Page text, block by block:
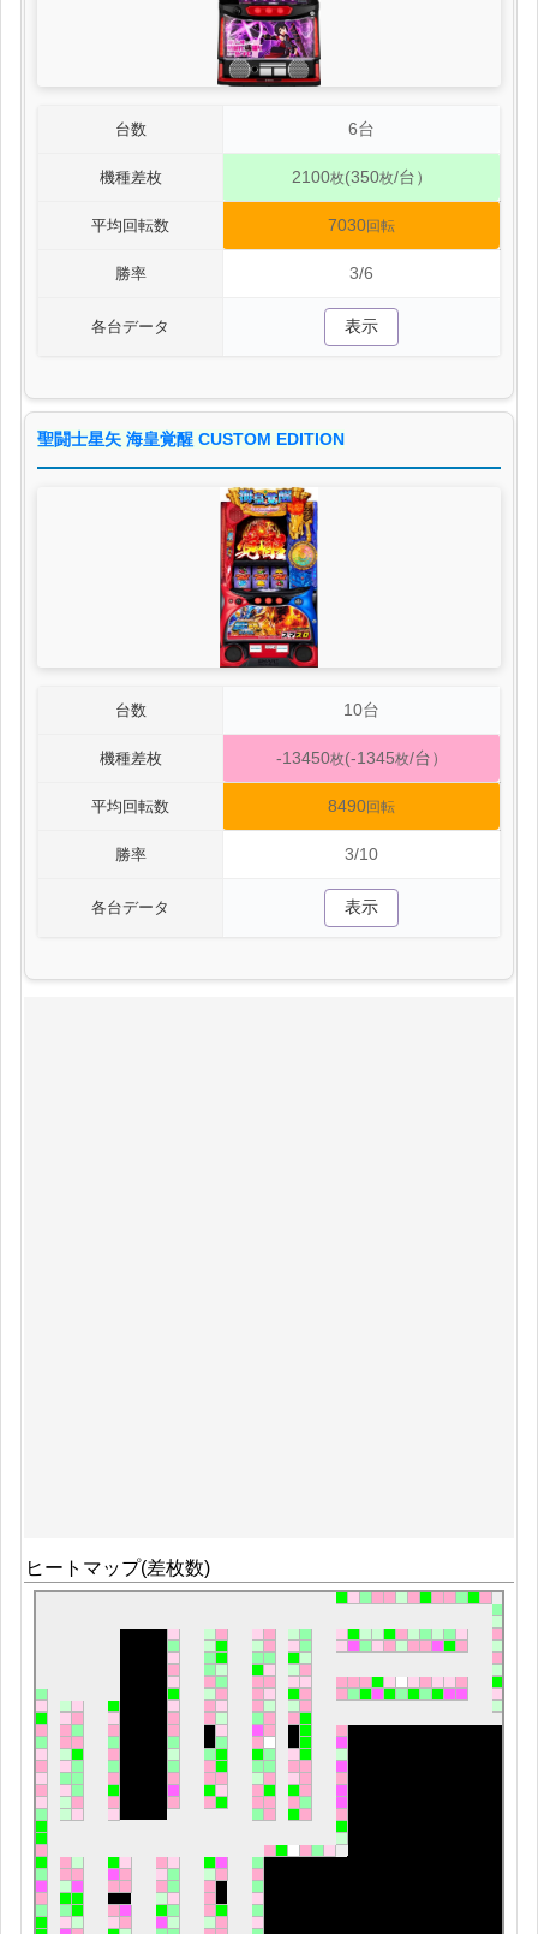
台数 6台
機種差枚 2100枚(350枚/台）
平均回転数 7030回転
勝率 3/6
各台データ 表示
聖闘士星矢 海皇覚醒 CUSTOM EDITION
台数 10台
機種差枚 -13450枚(-1345枚/台）
平均回転数 8490回転
勝率 3/10
各台データ 表示
ヒートマップ(差枚数)